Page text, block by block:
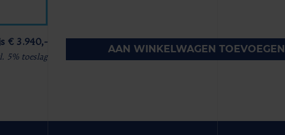
€ 3.940,-
5% toeslag
AAN WINKELWAGEN TOEVOEGEN